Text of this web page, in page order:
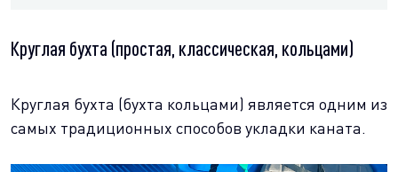
Круглая бухта (простая, классическая, кольцами)
Круглая бухта (бухта кольцами) является одним из
самых традиционных способов укладки каната.